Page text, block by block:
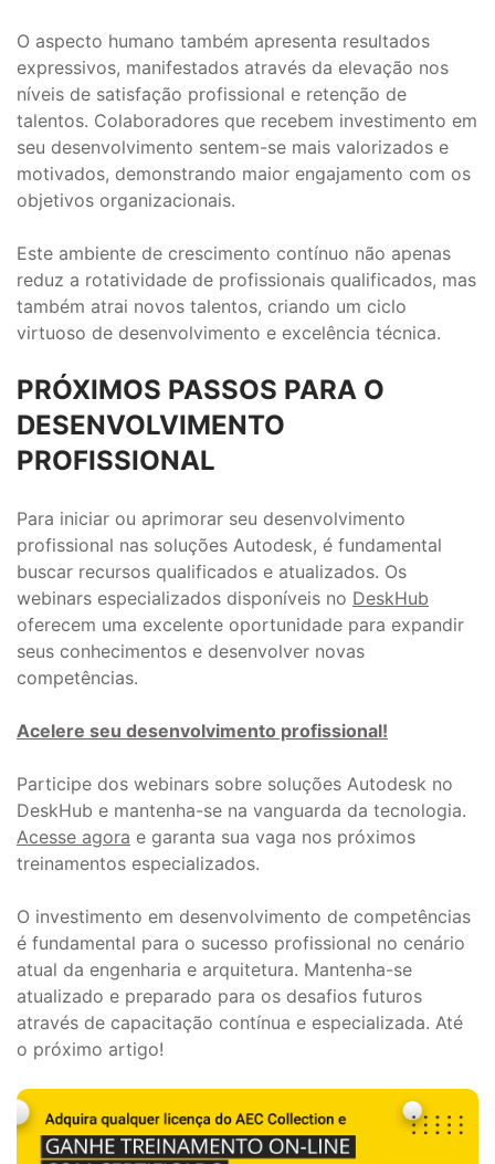
O aspecto humano também apresenta resultados
expressivos, manifestados através da elevação nos
níveis de satisfação profissional e retenção de
talentos. Colaboradores que recebem investimento em
seu desenvolvimento sentem-se mais valorizados e
motivados, demonstrando maior engajamento com os
objetivos organizacionais.
Este ambiente de crescimento contínuo não apenas
reduz a rotatividade de profissionais qualificados, mas
também atrai novos talentos, criando um ciclo
virtuoso de desenvolvimento e excelência técnica.
PRÓXIMOS PASSOS PARA O
DESENVOLVIMENTO
PROFISSIONAL
Para iniciar ou aprimorar seu desenvolvimento
profissional nas soluções Autodesk, é fundamental
buscar recursos qualificados e atualizados. Os
webinars especializados disponíveis no DeskHub
oferecem uma excelente oportunidade para expandir
seus conhecimentos e desenvolver novas
competências.
Acelere seu desenvolvimento profissional!
Participe dos webinars sobre soluções Autodesk no
DeskHub e mantenha-se na vanguarda da tecnologia.
Acesse agora e garanta sua vaga nos próximos
treinamentos especializados.
O investimento em desenvolvimento de competências
é fundamental para o sucesso profissional no cenário
atual da engenharia e arquitetura. Mantenha-se
atualizado e preparado para os desafios futuros
através de capacitação contínua e especializada. Até
o próximo artigo!